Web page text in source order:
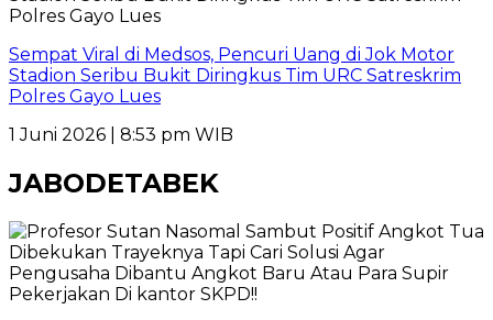
Sempat Viral di Medsos, Pencuri Uang di Jok Motor
Stadion Seribu Bukit Diringkus Tim URC Satreskrim
Polres Gayo Lues
1 Juni 2026 | 8:53 pm WIB
JABODETABEK